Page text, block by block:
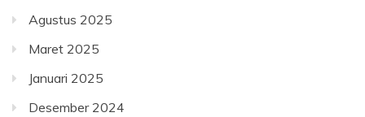
Agustus 2025
Maret 2025
Januari 2025
Desember 2024